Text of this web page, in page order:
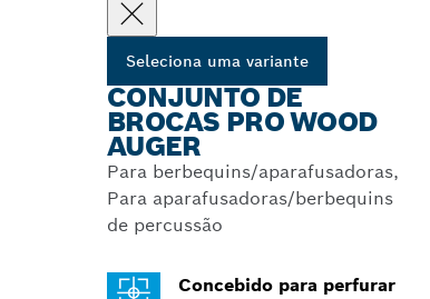
Seleciona uma variante
CONJUNTO DE
BROCAS PRO WOOD
AUGER
Para berbequins/aparafusadoras,
Para aparafusadoras/berbequins
de percussão
Concebido para perfurar